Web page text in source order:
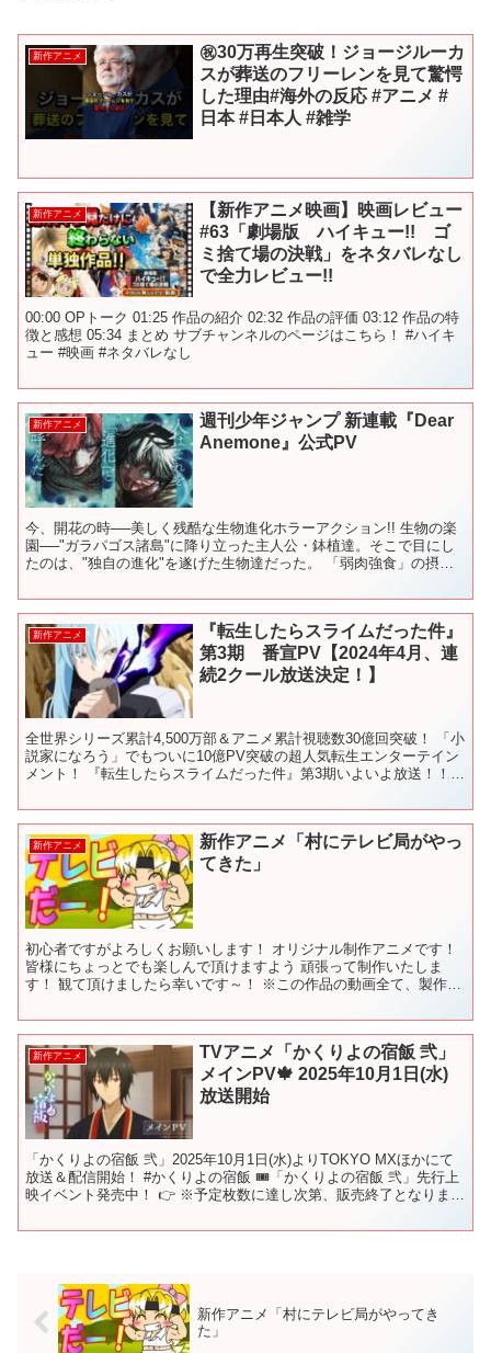
新作アニメ
㊗︎30万再生突破！ジョージルーカ
スが葬送のフリーレンを見て驚愕
した理由#海外の反応 #アニメ #
日本 #日本人 #雑学
新作アニメ
【新作アニメ映画】映画レビュー
#63「劇場版 ハイキュー!! ゴ
ミ捨て場の決戦」をネタバレなし
で全力レビュー!!
00:00 OPトーク 01:25 作品の紹介 02:32 作品の評価 03:12 作品の特
徴と感想 05:34 まとめ サブチャンネルのページはこちら！ #ハイキ
ュー #映画 #ネタバレなし
新作アニメ
週刊少年ジャンプ 新連載『Dear
Anemone』公式PV
今、開花の時──美しく残酷な生物進化ホラーアクション!! 生物の楽
園──"ガラパゴス諸島"に降り立った主人公・鉢植達。そこで目にし
たのは、"独自の進化"を遂げた生物達だった。 「弱肉強食」の摂
新作アニメ
『転生したらスライムだった件』
第3期 番宣PV【2024年4月、連
続2クール放送決定！】
全世界シリーズ累計4,500万部＆アニメ累計視聴数30億回突破！ 「小
説家になろう」でもついに10億PV突破の超人気転生エンターテイン
メント！ 『転生したらスライムだった件』第3期いよいよ放送！！番
新作アニメ
新作アニメ「村にテレビ局がやっ
てきた」
初心者ですがよろしくお願いします！ オリジナル制作アニメです！
皆様にちょっとでも楽しんで頂けますよう 頑張って制作いたしま
す！ 観て頂けましたら幸いです～！ ※この作品の動画全て、製作者
新作アニメ
TVアニメ「かくりよの宿飯 弐」
メインPV🍁 2025年10月1日(水)
放送開始
「かくりよの宿飯 弐」2025年10月1日(水)よりTOKYO MXほかにて
放送＆配信開始！ #かくりよの宿飯 🎟️「かくりよの宿飯 弐」先行上
映イベント発売中！ 👉 ※予定枚数に達し次第、販売終了となりま
新作アニメ「村にテレビ局がやってき
た」